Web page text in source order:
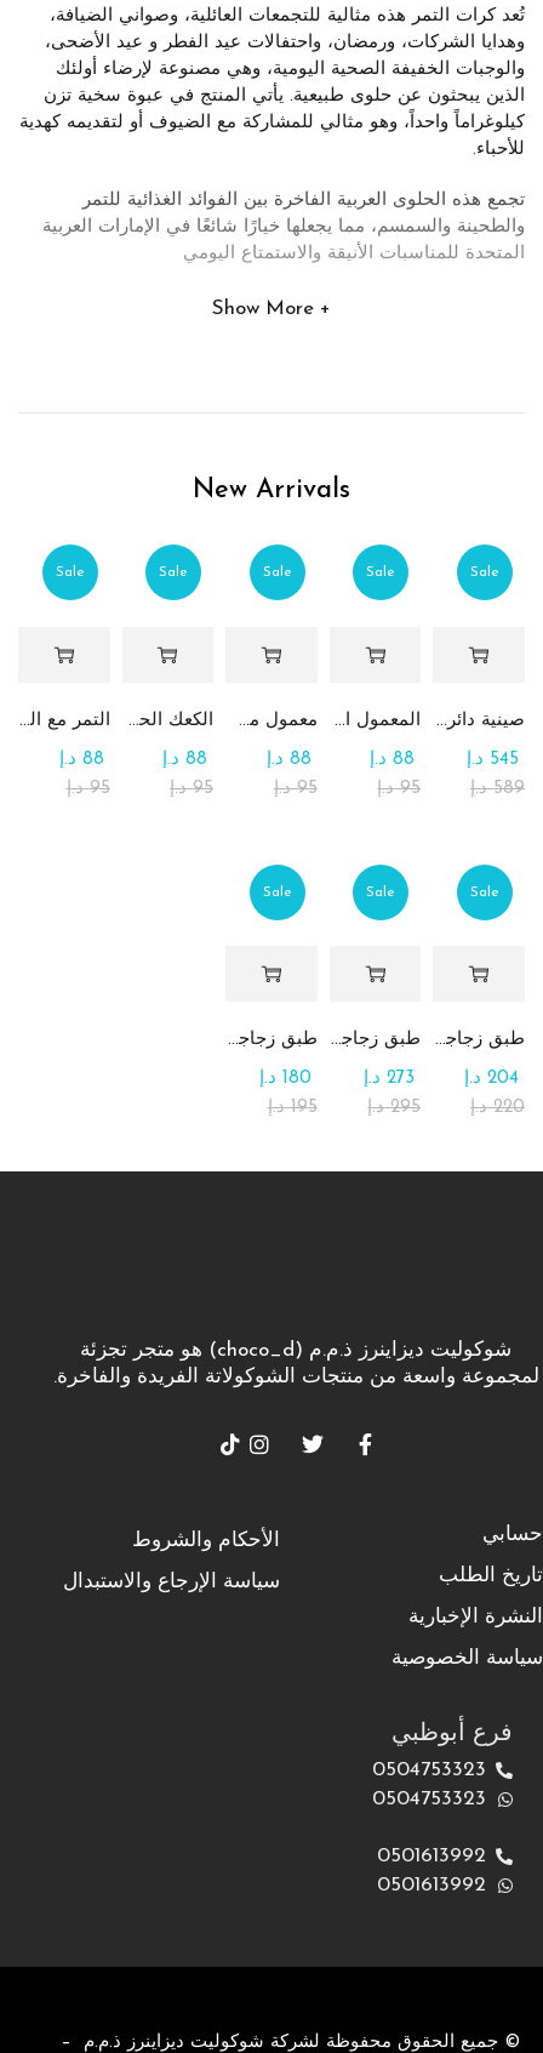
تُعد كرات التمر هذه مثالية للتجمعات العائلية، وصواني الضيافة،
وهدايا الشركات، ورمضان، واحتفالات عيد الفطر و عيد الأضحى،
والوجبات الخفيفة الصحية اليومية، وهي مصنوعة لإرضاء أولئك
الذين يبحثون عن حلوى طبيعية. يأتي المنتج في عبوة سخية تزن
كيلوغراماً واحداً، وهو مثالي للمشاركة مع الضيوف أو لتقديمه كهدية
للأحباء.
تجمع هذه الحلوى العربية الفاخرة بين الفوائد الغذائية للتمر
والطحينة والسمسم، مما يجعلها خيارًا شائعًا في الإمارات العربية
المتحدة للمناسبات الأنيقة والاستمتاع اليومي
Show More
New Arrivals
Sale
صينية دائرية كبيرة جداً من الشوكولاتة والرهش
589 د.إ
545 د.إ
Sale
المعمول التقليدي بالتمر
95 د.إ
88 د.إ
Sale
معمول من القمح الكامل بدون سكر
95 د.إ
88 د.إ
Sale
الكعك الحساوي بالتمر
95 د.إ
88 د.إ
Sale
التمر مع الطحينة (التمريه)
95 د.إ
88 د.إ
Sale
طبق زجاجي مربع يحتوي على تشكيلة من الشوكولاتة
220 د.إ
204 د.إ
Sale
طبق زجاجي دائري للحلوى مع الشوكولاتة
295 د.إ
273 د.إ
Sale
طبق زجاجي مربع يحتوي على الرهش
195 د.إ
180 د.إ
شوكوليت ديزاينرز ذ.م.م (choco_d) هو متجر تجزئة
لمجموعة واسعة من منتجات الشوكولاتة الفريدة والفاخرة.
حسابي
تاريخ الطلب
النشرة الإخبارية
سياسة الخصوصية
الأحكام والشروط
سياسة الإرجاع والاستبدال
فرع أبوظبي
0504753323
0504753323
0501613992
0501613992
© جميع الحقوق محفوظة لشركة شوكوليت ديزاينرز ذ.م.م –